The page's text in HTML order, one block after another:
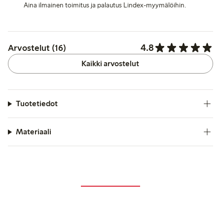
Aina ilmainen toimitus ja palautus Lindex-myymälöihin.
Arvostelut (16) 4.8
Kaikki arvostelut
Tuotetiedot
Materiaali